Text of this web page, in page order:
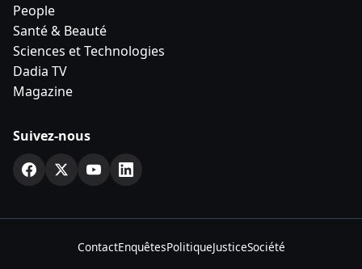
People
Santé & Beauté
Sciences et Technologies
Dadia TV
Magazine
Suivez-nous
ContactEnquêtesPolitiqueJusticeSociété